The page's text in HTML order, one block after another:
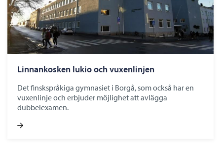
Linnankosken lukio och vuxenlinjen
Det finskspråkiga gymnasiet i Borgå, som också har en
vuxenlinje och erbjuder möjlighet att avlägga
dubbelexamen.